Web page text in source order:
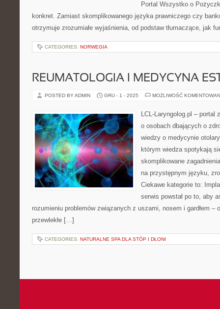
Portal Wszystko o
konkret. Zamiast skomplikowanego języka prawniczego czy
otrzymuje zrozumiałe wyjaśnienia, od podstaw tłumaczące, jak
CATEGORIES: NORWEGIA
REUMATOLOGIA I MEDYCYNA
POSTED BY ADMIN GRU - 1 - 2025 MOŻLIWOŚĆ
LCL-Laryngolog.pl – portal
o osobach dbających o
wiedzy o medycynie
którym wiedza spotykają
skomplikowane
na przystępnym języku,
Ciekawe kategorie to:
serwis powstał po to, aby
rozumieniu problemów związanych z uszami, nosem i gardłem –
przewlekłe […]
CATEGORIES: NATURALNE SPA DLA STÓP I DŁONI